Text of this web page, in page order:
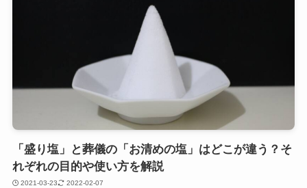
「盛り塩」と葬儀の「お清めの塩」はどこが違う？そ
れぞれの目的や使い方を解説
2021-03-23 2022-02-07